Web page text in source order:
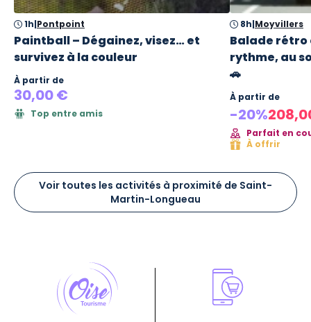
1h|Pontpoint
Paintball – Dégainez, visez… et
survivez à la couleur
À partir de
30,00 €
Top entre amis
8h|Moyvillers
Balade rétro
rythme, au
🚗
À partir de
-20%
Parfait en
À offrir
Voir toutes les activités à proximité de Saint-
Martin-Longueau